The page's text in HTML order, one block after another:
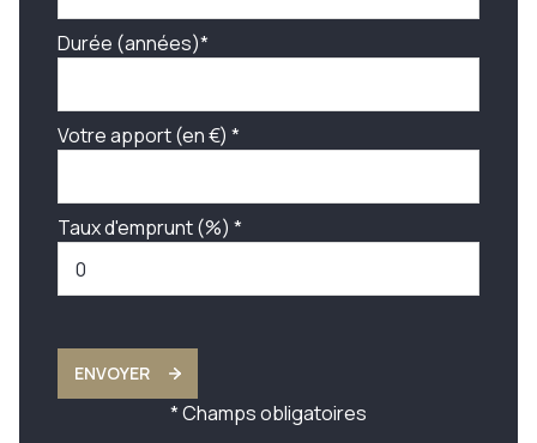
Durée (années)*
Votre apport (en €) *
Taux d'emprunt (%) *
ENVOYER
* Champs obligatoires